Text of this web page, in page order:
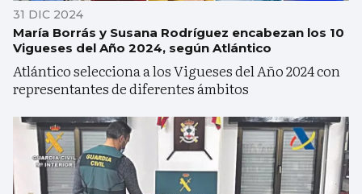
31 DIC 2024
María Borrás y Susana Rodríguez encabezan los 10
Vigueses del Año 2024, según Atlántico
Atlántico selecciona a los Vigueses del Año 2024 con
representantes de diferentes ámbitos